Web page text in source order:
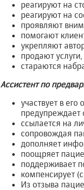
реагируют на
реагируют на
проявляют
помогают
укрепляют
продают
стараются
Ассистент по
участвует в
предупреждает
ссылается на
сопровождая
дополняет
поощряет
поддерживает
компенсирует
Из отзыва